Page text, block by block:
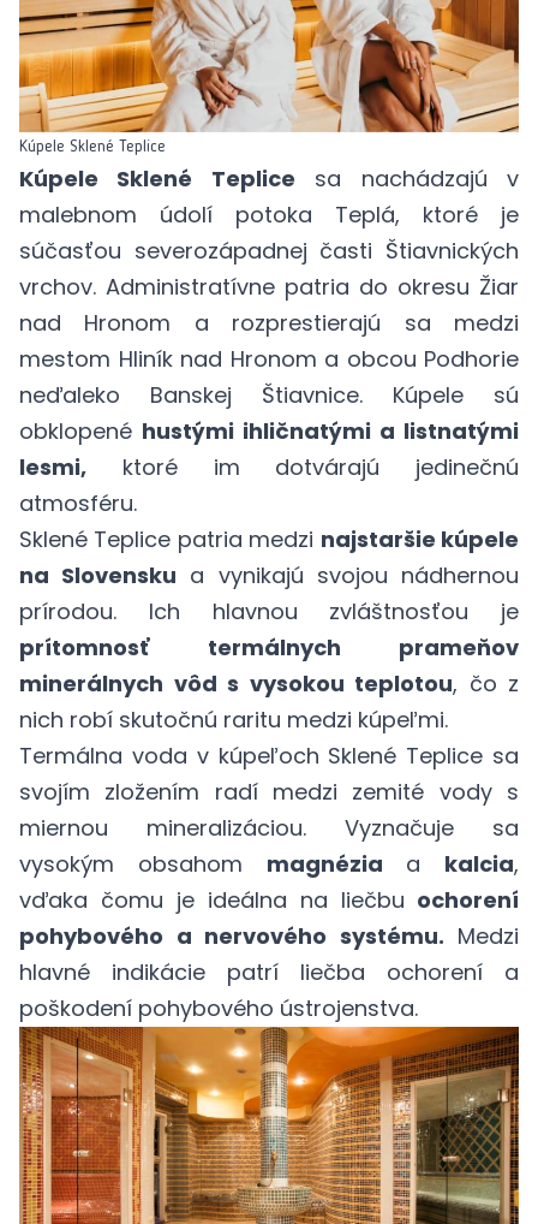
Kúpele Sklené Teplice
Kúpele Sklené Teplice sa nachádzajú v
malebnom údolí potoka Teplá, ktoré je
súčasťou severozápadnej časti Štiavnických
vrchov. Administratívne patria do okresu Žiar
nad Hronom a rozprestierajú sa medzi
mestom Hliník nad Hronom a obcou Podhorie
neďaleko Banskej Štiavnice. Kúpele sú
obklopené hustými ihličnatými a listnatými
lesmi, ktoré im dotvárajú jedinečnú
atmosféru.
Sklené Teplice patria medzi najstaršie kúpele
na Slovensku a vynikajú svojou nádhernou
prírodou. Ich hlavnou zvláštnosťou je
prítomnosť termálnych prameňov
minerálnych vôd s vysokou teplotou, čo z
nich robí skutočnú raritu medzi kúpeľmi.
Termálna voda v kúpeľoch Sklené Teplice sa
svojím zložením radí medzi zemité vody s
miernou mineralizáciou. Vyznačuje sa
vysokým obsahom magnézia a kalcia,
vďaka čomu je ideálna na liečbu ochorení
pohybového a nervového systému. Medzi
hlavné indikácie patrí liečba ochorení a
poškodení pohybového ústrojenstva.